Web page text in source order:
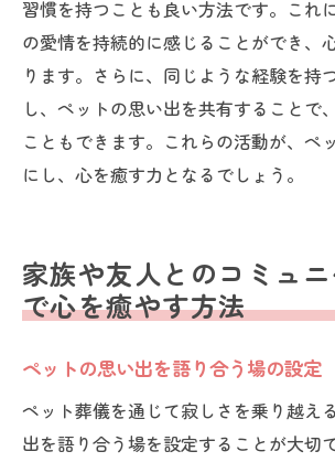
習慣を持つことも良い方法です。これ
の愛情を持続的に感じることができ、
ります。さらに、同じような経験を持
し、ペットの思い出を共有することで
こともできます。これらの活動が、ペ
にし、心を癒す力となるでしょう。
家族や友人とのコミュ
で心を癒やす方法
ペットの思い出を語り合う場の設定
ペット葬儀を通じて寂しさを乗り越え
出を語り合う場を設定することが大切